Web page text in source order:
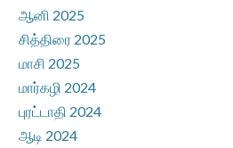
ஆனி 2025
சித்திரை 2025
மாசி 2025
மார்கழி 2024
புரட்டாதி 2024
ஆடி 2024